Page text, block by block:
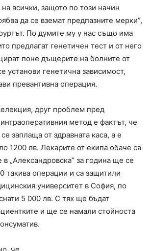
всички, защото по този начин
да се вземат предпазните мерки”,
По думите му у нас също има
предлагат генетичен тест и от него
поне дъщерите на болните от
установи генетична зависимост,
превантивна операция.
друг проблем пред
метод е фактът, че
заплаща от здравната каса, а е
1200 лв. Лекарите от екипа обаче са
в „Александровска” за година ще се
такива операции и са защитили
университет в София, по
5 000 лв. С тях ще бъдат
и ще се намали стойноста
че